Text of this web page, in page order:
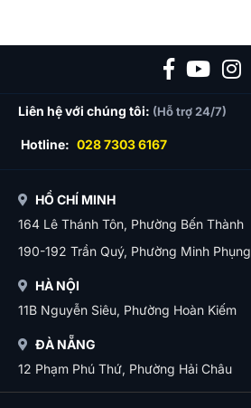
Liên hệ với chúng tôi: (Hỗ trợ 24/7)
Hotline: 028 7303 6167
HỒ CHÍ MINH
164 Lê Thánh Tôn, Phường Bến Thành
190-192 Trần Quý, Phường Minh Phụng
HÀ NỘI
11B Nguyễn Siêu, Phường Hoàn Kiếm
ĐÀ NẴNG
12 Phạm Phú Thứ, Phường Hải Châu